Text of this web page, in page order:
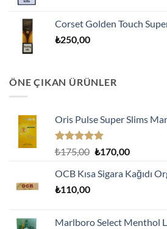
Corset Golden Touch
₺250,00
ÖNE ÇIKAN ÜRÜNLER
Oris Pulse Super Slims
5 üzerinden
oy
aldı
₺175,00 Orijinal
₺175,00.
₺170,00Şu
fiyat:
OCB Kısa Sigara Kağıdı
₺110,00
Marlboro Select Menthol